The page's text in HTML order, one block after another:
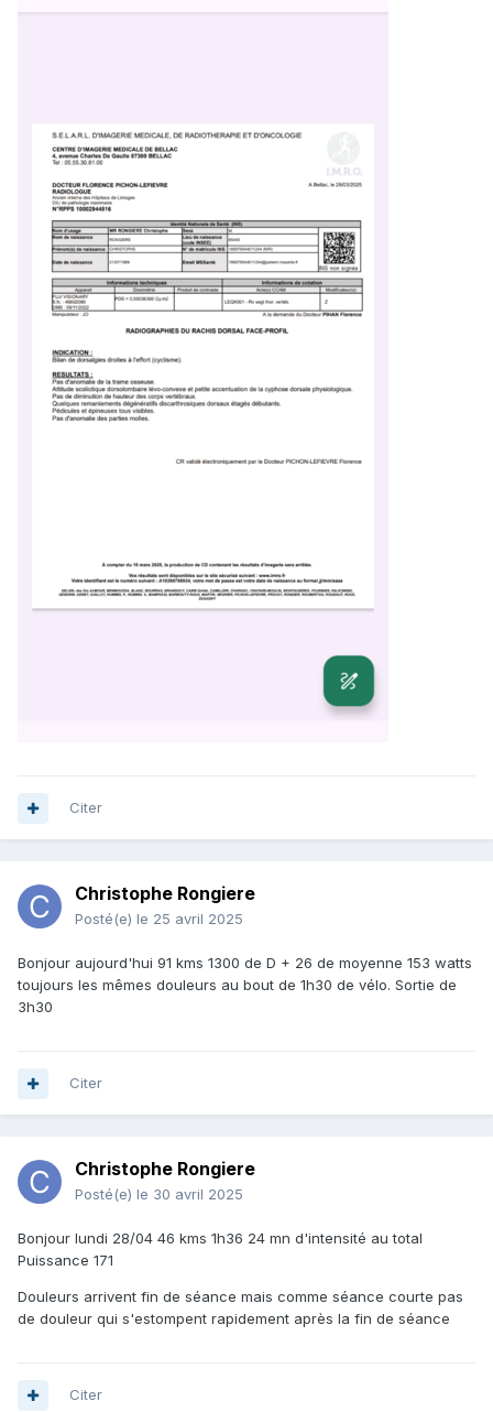
Citer
Christophe Rongiere
Posté(e) le 25 avril 2025
Bonjour aujourd'hui 91 kms 1300 de D + 26 de moyenne 153 watts
toujours les mêmes douleurs au bout de 1h30 de vélo. Sortie de
3h30
Citer
Christophe Rongiere
Posté(e) le 30 avril 2025
Bonjour lundi 28/04 46 kms 1h36 24 mn d'intensité au total
Puissance 171
Douleurs arrivent fin de séance mais comme séance courte pas
de douleur qui s'estompent rapidement après la fin de séance
Citer